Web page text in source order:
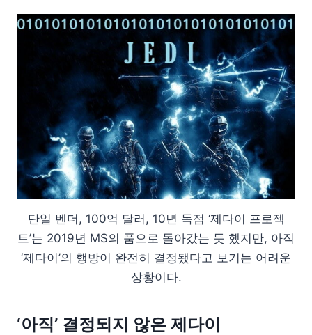
단일 벤더, 100억 달러, 10년 독점 ‘제다이 프로젝
트’는 2019년 MS의 품으로 돌아갔는 듯 했지만, 아직
‘제다이’의 행방이 완전히 결정됐다고 보기는 어려운
상황이다.
‘아직’ 결정되지 않은 제다이